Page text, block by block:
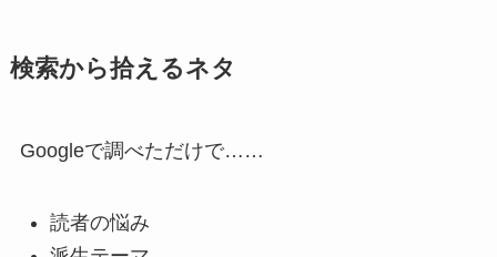
検索から拾えるネタ
Googleで調べただけで……
読者の悩み